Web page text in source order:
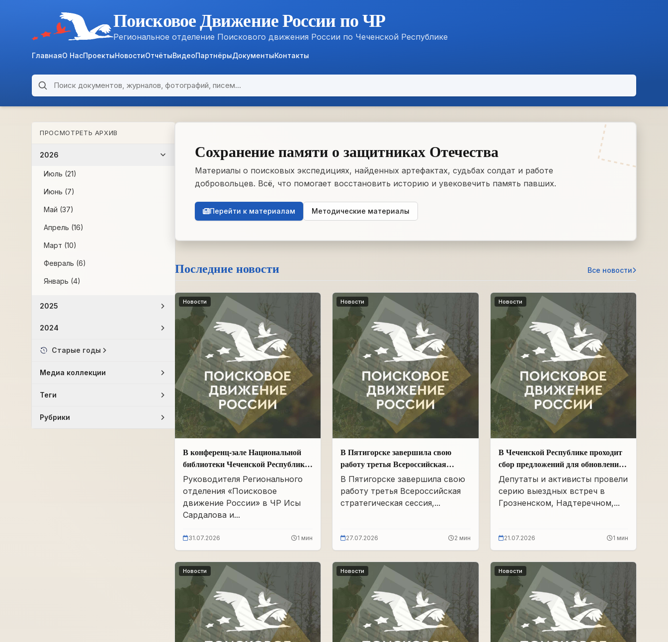
ARCHIVE
WWII • 1939–1945
Поисковое Движение России по ЧР
Региональное отделение Поискового движения России по Чеченской Республике
ГлавнаяО НасПроектыНовостиОтчётыВидеоПартнёрыДокументыКонтакты
Поиск по архиву
ПРОСМОТРЕТЬ АРХИВ
2026
Июль (21)
Июнь (7)
Май (37)
Апрель (16)
Март (10)
Февраль (6)
Январь (4)
2025
2024
Старые годы
Медиа коллекции
Теги
Рубрики
Сохранение памяти о защитниках Отечества
Материалы о поисковых экспедициях, найденных артефактах, судьбах солдат и работе
добровольцев. Всё, что помогает восстановить историю и увековечить память павших.
Перейти к материалам Методические материалы
Последние новости Все новости
Новости
В конференц-зале Национальной
библиотеки Чеченской Республики
им. А.А. Айдамирова прошло
заседание
Руководителя Регионального
отделения «Поисковое
движение России» в ЧР Исы
Сардалова и...
31.07.2026 1 мин
Новости
В Пятигорске завершила свою
работу третья Всероссийская
стратегическая сессия
В Пятигорске завершила свою
работу третья Всероссийская
стратегическая сессия,...
27.07.2026 2 мин
Новости
В Чеченской Республике проходит
сбор предложений для обновления
Народной программы в сфере АПК
Депутаты и активисты провели
серию выездных встреч в
Грозненском, Надтеречном,...
21.07.2026 1 мин
Новости Новости Новости